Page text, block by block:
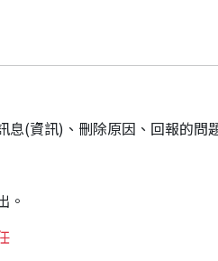
息(資訊)、刪除原因、回報的
。